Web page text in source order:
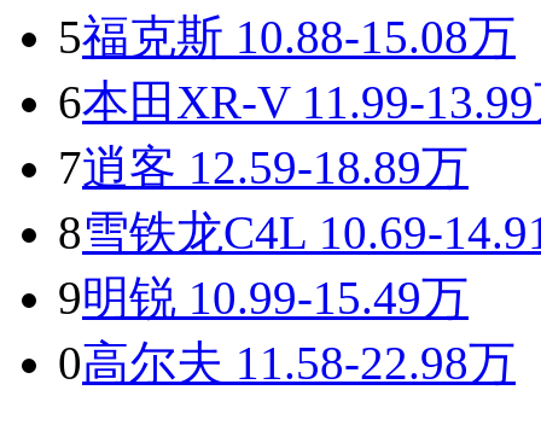
5福克斯 10.88-15.08万
6本田XR-V11.99-
7逍客 12.59-18.89万
8雪铁龙C4L 10.69-
9明锐 10.99-15.49万
0高尔夫 11.58-22.98万